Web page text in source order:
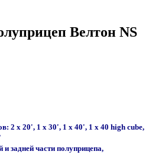
Велтон NS
2 x 20', 1 x 30', 1 x 40', 1 x 40 high cube,
задней части полуприцепа,